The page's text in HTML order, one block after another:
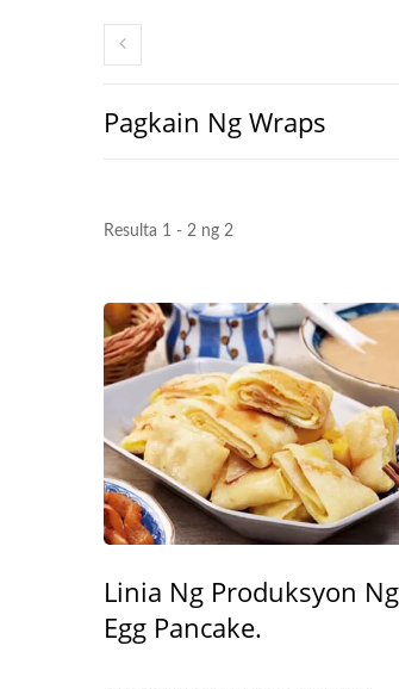
Pagkain Ng Wraps
Resulta 1 - 2 ng 2
Linia Ng Produksyon Ng
Egg Pancake.